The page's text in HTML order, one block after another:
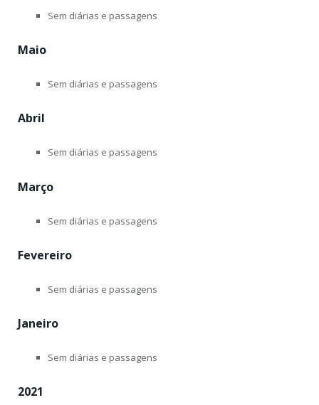
Sem diárias e passagens
Maio
Sem diárias e passagens
Abril
Sem diárias e passagens
Março
Sem diárias e passagens
Fevereiro
Sem diárias e passagens
Janeiro
Sem diárias e passagens
2021